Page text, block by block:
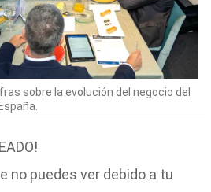
sobre la evolución del negocio del
no puedes ver debido a tu